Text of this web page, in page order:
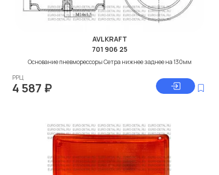
AVLKRAFT
701 906 25
Основание пневморессоры Сетра нижнее заднее на 130мм
РРЦ
4 587 ₽